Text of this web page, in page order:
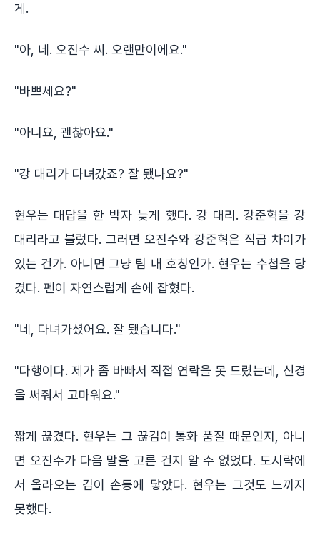
게.
"아, 네. 오진수 씨. 오랜만이에요."
"바쁘세요?"
"아니요, 괜찮아요."
"강 대리가 다녀갔죠? 잘 됐나요?"
현우는 대답을 한 박자 늦게 했다. 강 대리. 강준혁을 강
대리라고 불렀다. 그러면 오진수와 강준혁은 직급 차이가
있는 건가. 아니면 그냥 팀 내 호칭인가. 현우는 수첩을 당
겼다. 펜이 자연스럽게 손에 잡혔다.
"네, 다녀가셨어요. 잘 됐습니다."
"다행이다. 제가 좀 바빠서 직접 연락을 못 드렸는데, 신경
을 써줘서 고마워요."
짧게 끊겼다. 현우는 그 끊김이 통화 품질 때문인지, 아니
면 오진수가 다음 말을 고른 건지 알 수 없었다. 도시락에
서 올라오는 김이 손등에 닿았다. 현우는 그것도 느끼지
못했다.